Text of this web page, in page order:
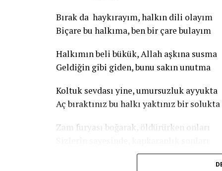
Bırak da haykırayım, halkın dili olayım
Biçare bu halkıma, ben bir çare bulayım
Halkımın beli bükük, Allah aşkına susma
Geldiğin gibi giden, bunu sakın unutma
Koltuk sevdası yine, umursuzluk ayyukta
Aç bıraktınız bu halkı yaktınız bir solukta
Zam furyası boğarak, öldürürken onları
Biri gider biri gelir, fayda yok kimsesinde